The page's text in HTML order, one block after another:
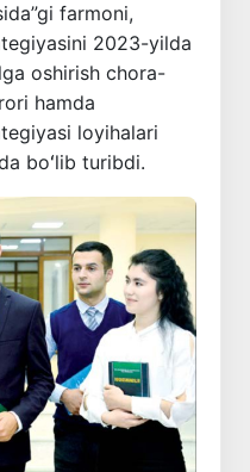
farmoni,
2023-yilda
oshirish chora-
hamda
loyihalari
boʻlib turibdi.